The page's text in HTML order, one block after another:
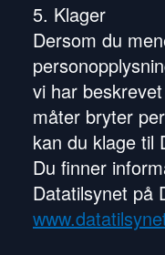
5. Klager
Dersom du
vi har
måter bryter
kan du klage til
Du finner
Datatilsynet på